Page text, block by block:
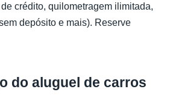
crédito, quilometragem ilimitada,
depósito e mais). Reserve
do aluguel de carros